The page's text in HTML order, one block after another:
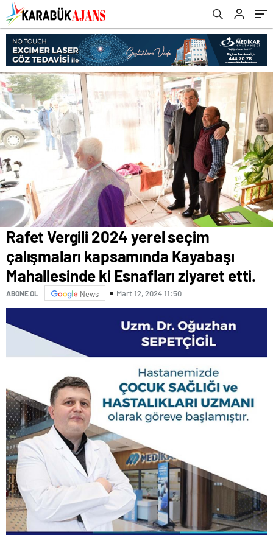
Esnafları ziyaret etti.
Rafet Vergili 2024 yerel seçim
çalışmaları kapsamında Kayabaşı
Mahallesinde ki Esnafları ziyaret etti.
ABONE OL News Mart 12, 2024 11:50